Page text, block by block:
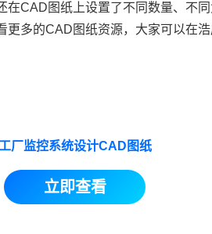
在CAD图纸上设置了不同数量、不
更多的CAD图纸资源，大家可以在
厂监控系统设计CAD图纸
立即查看